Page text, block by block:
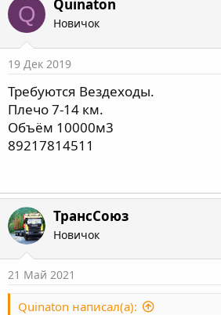
о
р
е
ы
а
а
л
а
Q Quinaton
Новичок
19 Дек 2019
Требуются Вездеходы.
Плечо 7-14 км.
Объём 10000м3
89217814511
ТрансСоюз
Новичок
21 Май 2021
Quinaton написал(а):